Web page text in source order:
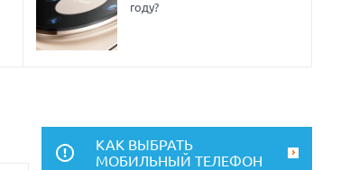
году?
КАК ВЫБРАТЬ
МОБИЛЬНЫЙ ТЕЛЕФОН